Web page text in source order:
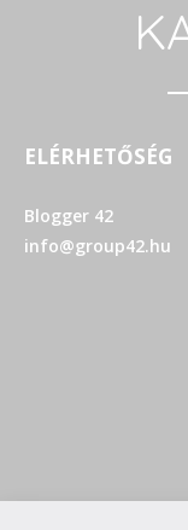
ELÉRHETŐSÉG
Blogger 42
info@group42.hu